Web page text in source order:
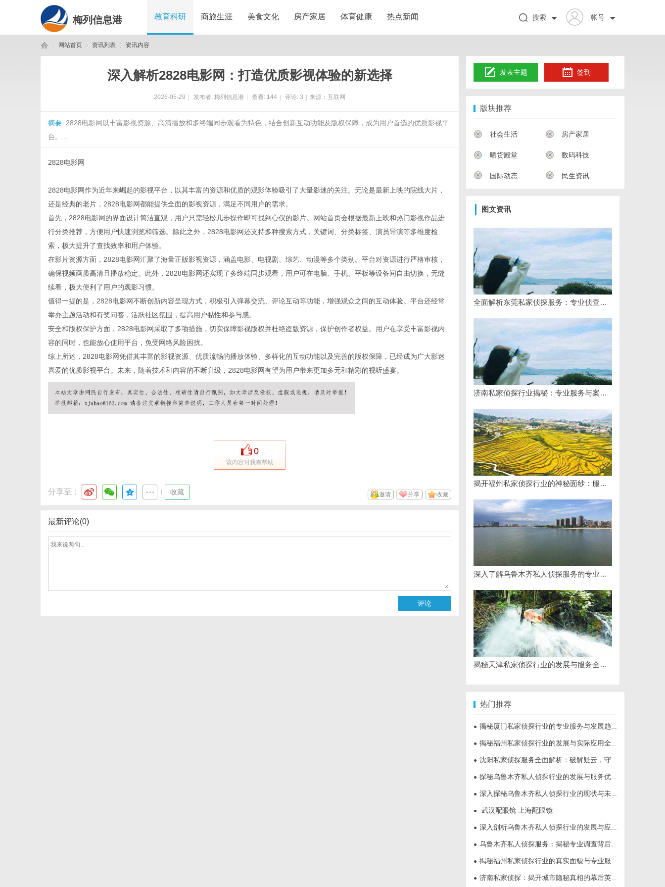
梅列信息港 教育科研 商旅生涯 美食文化 房产家居 体育健康 热点新闻 帐号
搜索
网站首页 资讯列表 资讯内容
深入解析2828电影网：打造优质影视体验的新选择
2026-05-29 发布者: 梅列信息港 查看: 144 评论: 3 来源：互联网
摘要: 2828电影网以丰富影视资源、高清播放和多终端同步观看为特色，结合创新互动功能及版权保障，成为用户首选的优质影视平
台。...
2828电影网
2828电影网作为近年来崛起的影视平台，以其丰富的资源和优质的观影体验吸引了大量影迷的关注。无论是最新上映的院线大片，
还是经典的老片，2828电影网都能提供全面的影视资源，满足不同用户的需求。
首先，2828电影网的界面设计简洁直观，用户只需轻松几步操作即可找到心仪的影片。网站首页会根据最新上映和热门影视作品进
行分类推荐，方便用户快速浏览和筛选。除此之外，2828电影网还支持多种搜索方式，关键词、分类标签、演员导演等多维度检
索，极大提升了查找效率和用户体验。
在影片资源方面，2828电影网汇聚了海量正版影视资源，涵盖电影、电视剧、综艺、动漫等多个类别。平台对资源进行严格审核，
确保视频画质高清且播放稳定。此外，2828电影网还实现了多终端同步观看，用户可在电脑、手机、平板等设备间自由切换，无缝
续看，极大便利了用户的观影习惯。
值得一提的是，2828电影网不断创新内容呈现方式，积极引入弹幕交流、评论互动等功能，增强观众之间的互动体验。平台还经常
举办主题活动和有奖问答，活跃社区氛围，提高用户黏性和参与感。
安全和版权保护方面，2828电影网采取了多项措施，切实保障影视版权并杜绝盗版资源，保护创作者权益。用户在享受丰富影视内
容的同时，也能放心使用平台，免受网络风险困扰。
综上所述，2828电影网凭借其丰富的影视资源、优质流畅的播放体验、多样化的互动功能以及完善的版权保障，已经成为广大影迷
喜爱的优质影视平台。未来，随着技术和内容的不断升级，2828电影网有望为用户带来更加多元和精彩的视听盛宴。
0
该内容对我有帮助
分享至： 收藏 收藏
分享
邀请
最新评论(0)
评论
发表主题 签到
版块推荐
社会生活 房产家居
晒货殿堂 数码科技
国际动态 民生资讯
图文资讯
全面解析东莞私家侦探服务：专业侦查助您解决各种疑难问题
济南私家侦探行业揭秘：专业服务与案件解析全方位指南
揭开福州私家侦探行业的神秘面纱：服务、优势与法律解析
深入了解乌鲁木齐私人侦探服务的专业性与应用领域
揭秘天津私家侦探行业的发展与服务全解析
热门推荐
● 揭秘厦门私家侦探行业的专业服务与发展趋势
● 揭秘福州私家侦探行业的发展与实际应用全解析
● 沈阳私家侦探服务全面解析：破解疑云，守护真相的专家助力
● 探秘乌鲁木齐私人侦探行业的发展与服务优势
● 深入探秘乌鲁木齐私人侦探行业的现状与未来发展趋势
● 武汉配眼镜 上海配眼镜
● 深入剖析乌鲁木齐私人侦探行业的发展与应用现状
● 乌鲁木齐私人侦探服务：揭秘专业调查背后的故事与应用
● 揭秘福州私家侦探行业的真实面貌与专业服务
● 济南私家侦探：揭开城市隐秘真相的幕后英雄